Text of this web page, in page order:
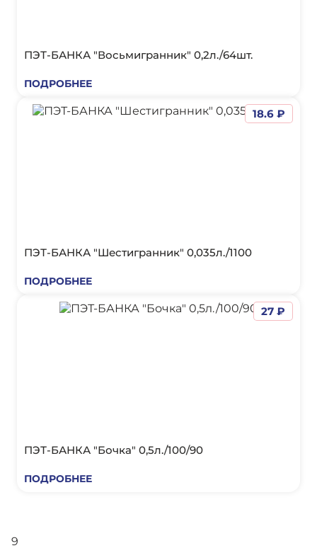
ПЭТ-БАНКА "Восьмигранник" 0,2л./64шт.
ПОДРОБНЕЕ
ПЭТ-БАНКА "Шестигранник" 0,035л./1100
ПОДРОБНЕЕ
18.6 ₽
ПЭТ-БАНКА "Бочка" 0,5л./100/90
ПОДРОБНЕЕ
27 ₽
9